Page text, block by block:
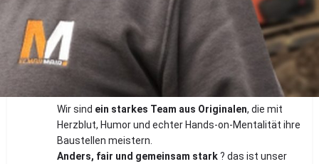
Standort: Waltenhofen, Vollzeit, Festanstellung
Wer wir sind:
Elmar Mair Tiefbau
sind wir keine gewöhnliche
Wir sind ein starkes Team aus Originalen, die mit
Herzblut, Humor und echter Hands-on-Mentalität ihre
Baustellen meistern.
Anders, fair und gemeinsam stark? das ist unser